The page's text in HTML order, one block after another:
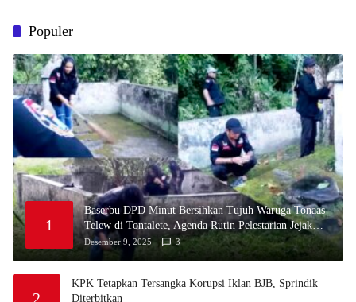
Populer
1
Baserbu DPD Minut Bersihkan Tujuh Waruga Tonaas
Telew di Tontalete, Agenda Rutin Pelestarian Jejak
Leluhur Minahasa
Desember 9, 2025 3
2
KPK Tetapkan Tersangka Korupsi Iklan BJB, Sprindik
Diterbitkan